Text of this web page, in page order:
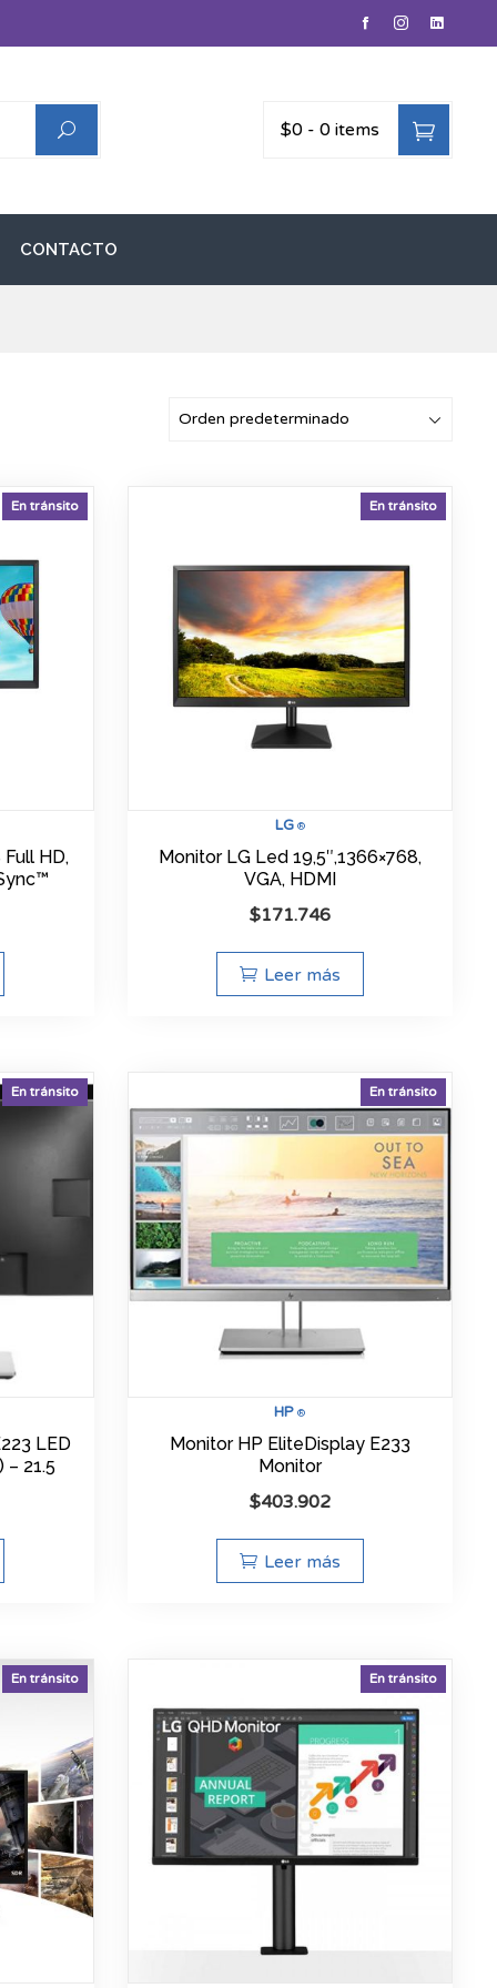
$0 - 0 items
CONTACTO
En tránsito
HD,
LG®
En tránsito
Monitor LG Led 19,5″,1366×768,
VGA, HDMI
$171.746
Leer más
En tránsito
LED
21.5
HP ®
En tránsito
Monitor HP EliteDisplay E233
Monitor
$403.902
Leer más
En tránsito En tránsito